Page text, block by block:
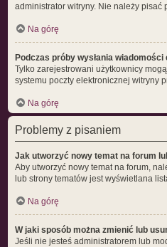
administrator witryny. Nie należy pisać
Na górę
Podczas próby wysłania
Tylko zarejestrowani użytkownicy
systemu poczty elektronicznej witryny
Na górę
Problemy z pisaniem
Jak utworzyć nowy temat na forum
Aby utworzyć nowy temat na forum,
lub strony tematów jest wyświetlana
Na górę
W jaki sposób można zmienić lub
Jeśli nie jesteś administratorem lub